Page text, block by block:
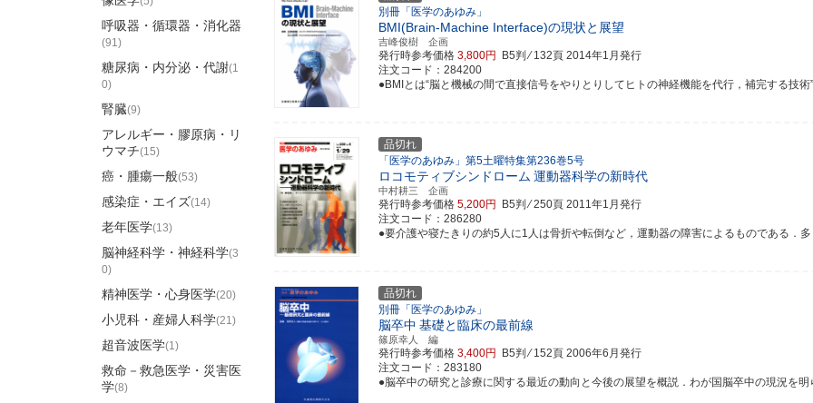
別冊「医学のあゆみ」
BMI(Brain-Machine Interface)の現状と展望
吉峰俊樹 企画
発行時参考価格 3,800円 B5判 ⁄ 132頁 2014年1月発行
注文コード：284200
●BMIとは“脳と機械の間で直接信号をやりとりしてヒトの神経機能を代行，補完する技術
品切れ
「医学のあゆみ」第5土曜特集第236巻5号
ロコモティブシンドローム 運動器科学の新時代
中村耕三 企画
発行時参考価格 5,200円 B5判 ⁄ 250頁 2011年1月発行
注文コード：286280
●要介護や寝たきりの約5人に1人は骨折や転倒など，運動器の障害によるものである．
品切れ
別冊「医学のあゆみ」
脳卒中 基礎と臨床の最前線
篠原幸人 編
発行時参考価格 3,400円 B5判 ⁄ 152頁 2006年6月発行
注文コード：283180
●脳卒中の研究と診療に関する最近の動向と今後の展望を概説．わが国脳卒中の現況を
呼吸器・循環器・消化器
(91)
糖尿病・内分泌・代謝(1
0)
腎臓(9)
アレルギー・膠原病・リ
ウマチ(15)
癌・腫瘍一般(53)
感染症・エイズ(14)
老年医学(13)
脳神経科学・神経科学(3
0)
精神医学・心身医学(20)
小児科・産婦人科学(21)
超音波医学(1)
救命－救急医学・災害医
学(8)